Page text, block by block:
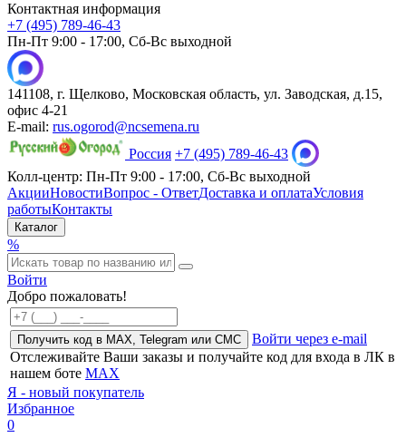
Контактная информация
+7 (495) 789-46-43
Пн-Пт 9:00 - 17:00, Сб-Вс выходной
141108, г. Щелково, Московская область, ул. Заводская, д.15,
офис 4-21
E-mail: rus.ogorod@ncsemena.ru
Россия +7 (495) 789-46-43
Колл-центр: Пн-Пт 9:00 - 17:00, Сб-Вс выходной
АкцииНовостиВопрос - ОтветДоставка и оплатаУсловия
работыКонтакты
Каталог
%
Войти
Добро пожаловать!
Получить код в MAX, Telegram или СМС
Войти через e-mail
Отслеживайте Ваши заказы и получайте код для входа в ЛК в
нашем боте MAX
Я - новый покупатель
Избранное
0